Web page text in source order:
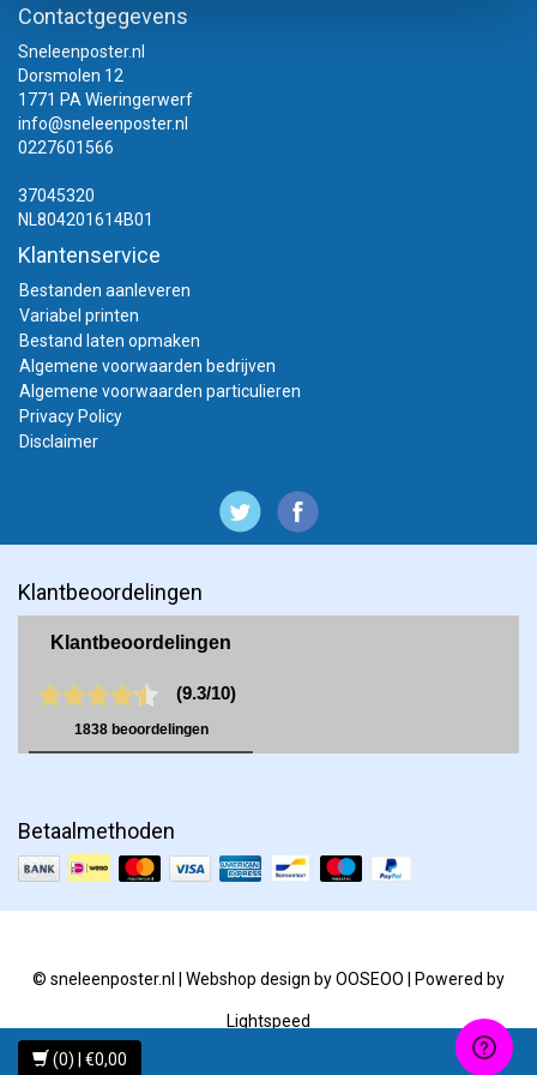
Contactgegevens
Sneleenposter.nl
Dorsmolen 12
1771 PA Wieringerwerf
info@sneleenposter.nl
0227601566
37045320
NL804201614B01
Klantenservice
Bestanden aanleveren
Variabel printen
Bestand laten opmaken
Algemene voorwaarden bedrijven
Algemene voorwaarden particulieren
Privacy Policy
Disclaimer
Klantbeoordelingen
Betaalmethoden
© sneleenposter.nl | Webshop design byOOSEOO | Powered by
Lightspeed
(0) | €0,00